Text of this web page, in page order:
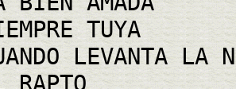
TUYA
LEVANTA LA